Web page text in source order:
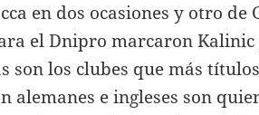
en dos ocasiones y otro de
el Dnipro marcaron Kalinic
son los clubes que más
alemanes e ingleses son